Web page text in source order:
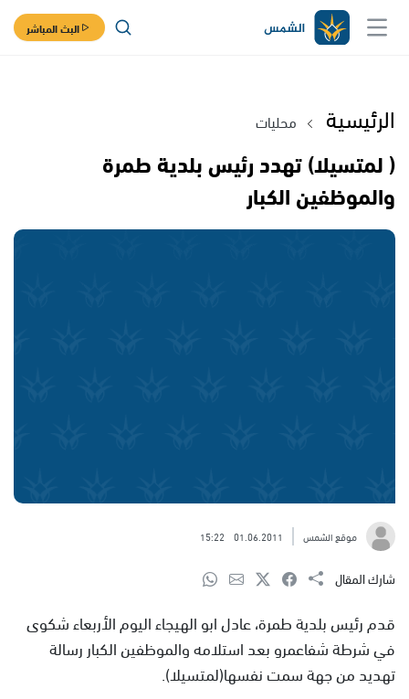
البث المباشر
الرئيسية محليات
( لمتسيلا) تهدد رئيس بلدية طمرة
والموظفين الكبار
موقع الشمس 01.06.2011
15:22
شارك المقال
قدم رئيس بلدية طمرة، عادل ابو الهيجاء اليوم الأربعاء شكوى
في شرطة شفاعمرو بعد استلامه والموظفين الكبار رسالة
تهديد من جهة سمت نفسها(لمتسيلا).